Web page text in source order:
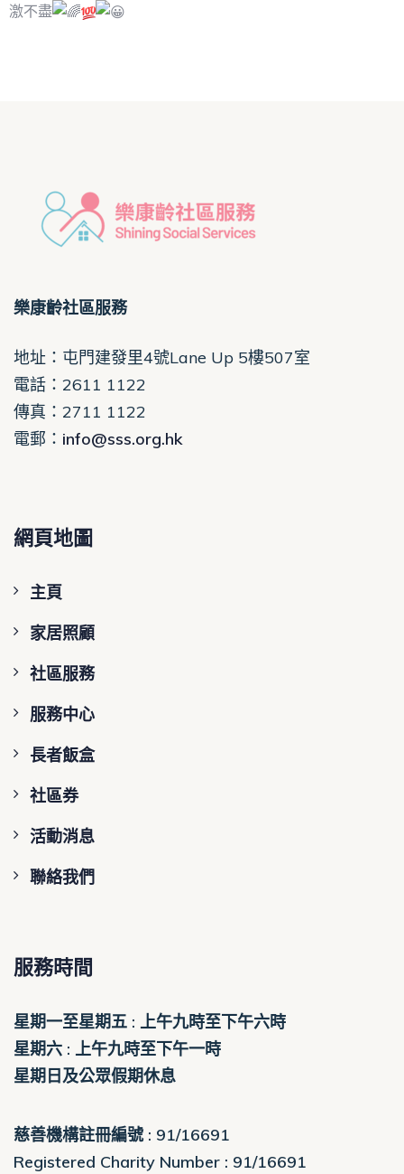
激不盡
樂康齡社區服務
地址：屯門建發里4號Lane Up 5樓507室
電話 ：2611 1122
傳真：2711 1122
電郵 ： info@sss.org.hk
網頁地圖
主頁
家居照顧
社區服務
服務中心
長者飯盒
社區券
活動消息
聯絡我們
服務時間
星期一至星期五 : 上午九時至下午六時
星期六 : 上午九時至下午一時
星期日及公眾假期休息
慈善機構註冊編號 : 91/16691
Registered Charity Number : 91/16691